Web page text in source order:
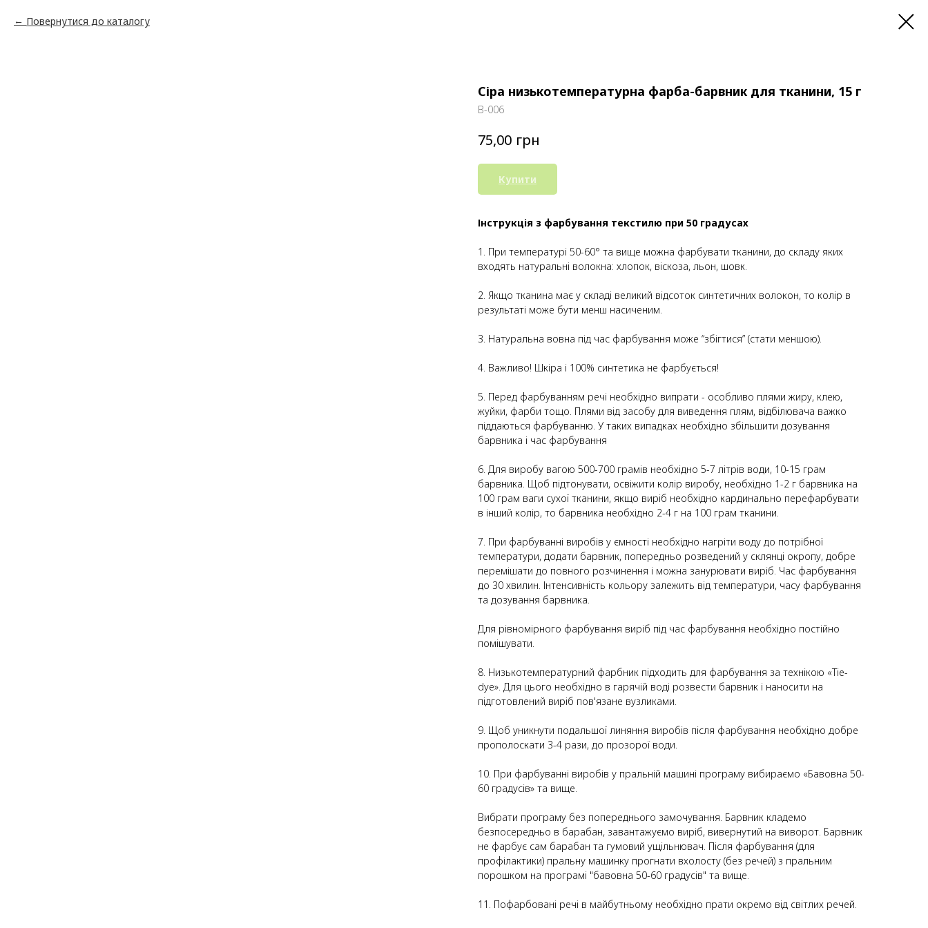
Повернутися до каталогу
Сіра низькотемпературна фарба-барвник для тканини, 15 г
В-006
75,00 грн
Купити
Інструкція з фарбування текстилю при 50 градусах
1. При температурі 50-60° та вище можна фарбувати тканини, до складу яких
входять натуральні волокна: хлопок, віскоза, льон, шовк.
2. Якщо тканина має у складі великий відсоток синтетичних волокон, то колір в
результаті може бути менш насиченим.
3. Натуральна вовна під час фарбування може “збігтися” (стати меншою).
4. Важливо! Шкіра і 100% синтетика не фарбується!
5. Перед фарбуванням речі необхідно випрати - особливо плями жиру, клею,
жуйки, фарби тощо. Плями від засобу для виведення плям, відбілювача важко
піддаються фарбуванню. У таких випадках необхідно збільшити дозування
барвника і час фарбування
6. Для виробу вагою 500-700 грамів необхідно 5-7 літрів води, 10-15 грам
барвника. Щоб підтонувати, освіжити колір виробу, необхідно 1-2 г барвника на
100 грам ваги сухої тканини, якщо виріб необхідно кардинально перефарбувати
в інший колір, то барвника необхідно 2-4 г на 100 грам тканини.
7. При фарбуванні виробів у ємності необхідно нагріти воду до потрібної
температури, додати барвник, попередньо розведений у склянці окропу, добре
перемішати до повного розчинення і можна занурювати виріб. Час фарбування
до 30 хвилин. Інтенсивність кольору залежить від температури, часу фарбування
та дозування барвника.
Для рівномірного фарбування виріб під час фарбування необхідно постійно
помішувати.
8. Низькотемпературний фарбник підходить для фарбування за технікою «Tie-
dye». Для цього необхідно в гарячій воді розвести барвник і наносити на
підготовлений виріб пов'язане вузликами.
9. Щоб уникнути подальшої линяння виробів після фарбування необхідно добре
прополоскати 3-4 рази, до прозорої води.
10. При фарбуванні виробів у пральній машині програму вибираємо «Бавовна 50-
60 градусів» та вище.
Вибрати програму без попереднього замочування. Барвник кладемо
безпосередньо в барабан, завантажуємо виріб, вивернутий на виворот. Барвник
не фарбує сам барабан та гумовий ущільнювач. Після фарбування (для
профілактики) пральну машинку прогнати вхолосту (без речей) з пральним
порошком на програмі "бавовна 50-60 градусів" та вище.
11. Пофарбовані речі в майбутньому необхідно прати окремо від світлих речей.